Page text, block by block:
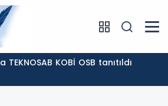
TEKNOSAB KOBİ OSB tanıtıldı